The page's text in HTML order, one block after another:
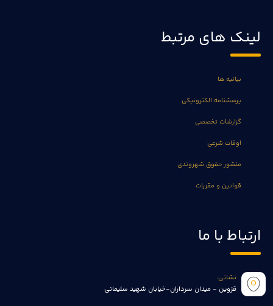
لینک های مرتبط
بیانیه ها
پرسشنامه الکترونیکی
گزارشات تخصصی
اوقات شرعی
منشور حقوق شهروندی
قوانین و مقررات
ارتباط با ما
نشانی:
قزوین - میدان سرداران-خیابان شهید سلیمانی